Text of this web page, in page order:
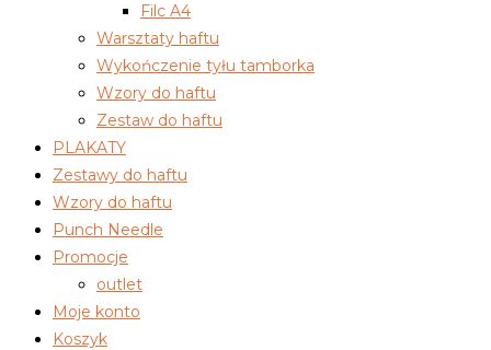
Filc A4
Warsztaty haftu
Wykończenie tyłu tamborka
Wzory do haftu
Zestaw do haftu
PLAKATY
Zestawy do haftu
Wzory do haftu
Punch Needle
Promocje
outlet
Moje konto
Koszyk